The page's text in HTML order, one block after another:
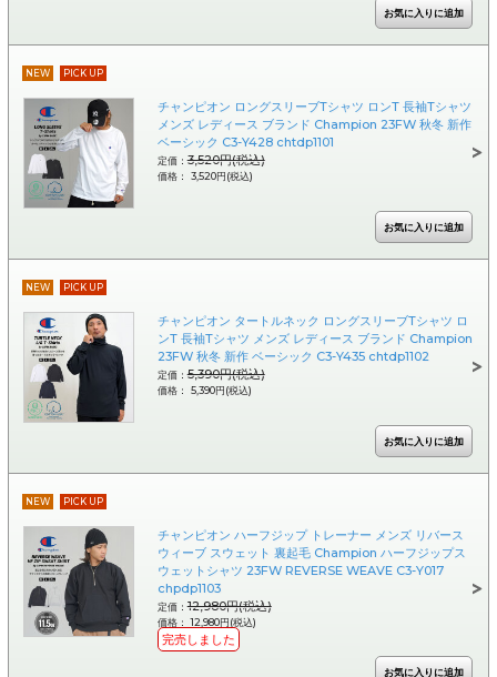
NEW PICK UP
チャンピオン ロングスリーブTシャツ ロンT 長袖Tシャツ
メンズ レディース ブランド Champion 23FW 秋冬 新作
ベーシック C3-Y428 chtdp1101
定価：3,520円(税込)
価格： 3,520円(税込)
NEW PICK UP
チャンピオン タートルネック ロングスリーブTシャツ ロ
ンT 長袖Tシャツ メンズ レディース ブランド Champion
23FW 秋冬 新作 ベーシック C3-Y435 chtdp1102
定価：5,390円(税込)
価格： 5,390円(税込)
NEW PICK UP
チャンピオン ハーフジップ トレーナー メンズ リバース
ウィーブ スウェット 裏起毛 Champion ハーフジップス
ウェットシャツ 23FW REVERSE WEAVE C3-Y017
chpdp1103
定価：12,980円(税込)
価格： 12,980円(税込)
完売しました